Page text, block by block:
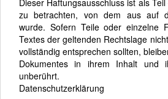
zu betrachten, von dem aus auf
wurde. Sofern Teile oder einzelne
Textes der geltenden Rechtslage
vollständig entsprechen sollten,
Dokumentes in ihrem Inhalt und
unberührt.
Datenschutzerklärung